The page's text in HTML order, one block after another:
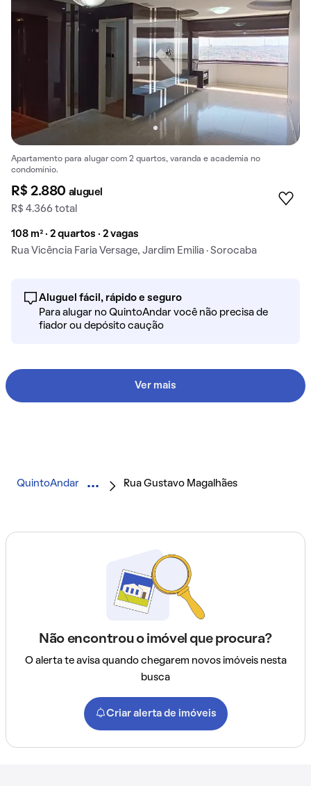
Apartamento para alugar com 2 quartos, varanda e academia no
condomínio.
R$ 2.880 aluguel
R$ 4.366 total
108 m² · 2 quartos · 2 vagas
Rua Vicência Faria Versage, Jardim Emilia · Sorocaba
Aluguel fácil, rápido e seguro
Para alugar no QuintoAndar você não precisa de
fiador ou depósito caução
Ver mais
QuintoAndar Rua Gustavo Magalhães
Não encontrou o imóvel que procura?
O alerta te avisa quando chegarem novos imóveis nesta
busca
Criar alerta de imóveis